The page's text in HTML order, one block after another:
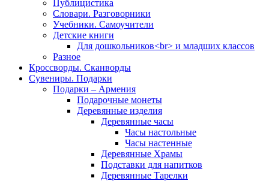
Публицистика
Словари. Разговорники
Учебники. Самоучители
Детские книги
Для дошкольников<br> и младших классов
Разное
Кроссворды. Сканворды
Сувениры. Подарки
Подарки – Армения
Подарочные монеты
Деревянные изделия
Деревянные часы
Часы настольные
Часы настенные
Деревянные Храмы
Подставки для напитков
Деревянные Тарелки